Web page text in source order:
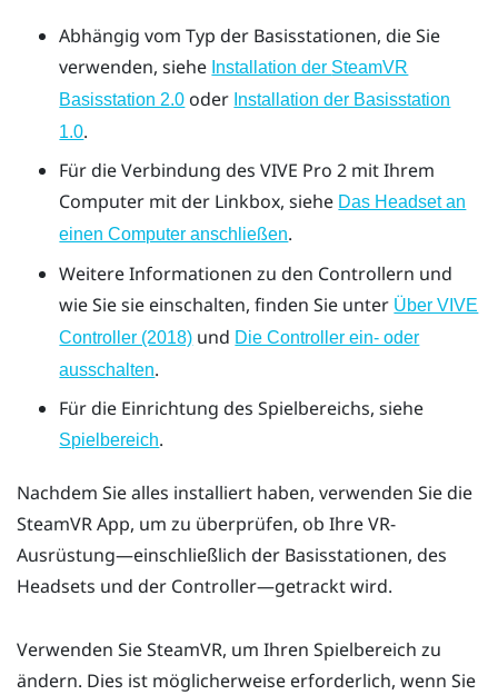
Abhängig vom Typ der Basisstationen, die Sie
verwenden, siehe Installation der SteamVR
Basisstation 2.0 oder Installation der Basisstation
1.0.
Für die Verbindung desVIVE Pro 2 mit Ihrem
Computer mit der Linkbox, siehe Das Headset an
einen Computer anschließen.
Weitere Informationen zu den Controllern und
wie Sie sie einschalten, finden Sie unter Über VIVE
Controller (2018) und Die Controller ein- oder
ausschalten.
Für die Einrichtung des Spielbereichs, siehe
Spielbereich.
Nachdem Sie alles installiert haben, verwenden Sie die
SteamVRApp, um zu überprüfen, ob Ihre VR-
Ausrüstung—einschließlich der Basisstationen, des
Headsets und der Controller—getrackt wird.
Verwenden SieSteamVR, um Ihren Spielbereich zu
ändern. Dies ist möglicherweise erforderlich, wenn Sie